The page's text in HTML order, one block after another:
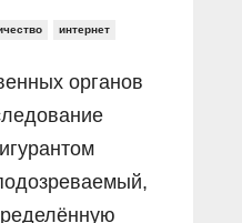
интернет
органов